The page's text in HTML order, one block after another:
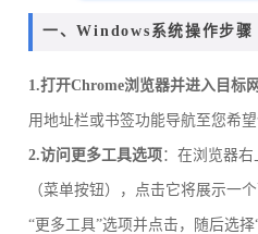
一、Windows系统操作步骤
1.打开Chrome浏览器并进入目标
用地址栏或书签功能导航至您希
2.访问更多工具选项：在浏览器右
（菜单按钮），点击它将展示一
“更多工具”选项并点击，随后选择